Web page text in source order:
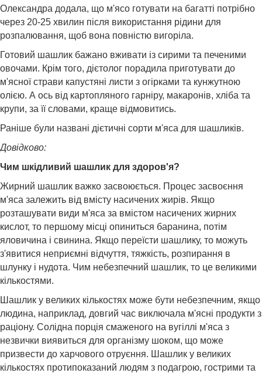
Олександра додала, що м'ясо готувати на багатті потрібно
через 20-25 хвилин після використання рідини для
розпалювання, щоб вона повністю вигоріла.
Готовий шашлик бажано вживати із сирими та печеними
овочами. Крім того, дієтолог порадила приготувати до
м'ясної страви капустяні листи з огірками та кунжутною
олією. А ось від картопляного гарніру, макаронів, хліба та
крупи, за її словами, краще відмовитись.
Раніше були названі дієтичні сорти м'яса для шашликів.
Довідково:
Чим шкідливий шашлик для здоров'я?
Жирний шашлик важко засвоюється. Процес засвоєння
м'яса залежить від вмісту насичених жирів. Якщо
розташувати види м'яса за вмістом насичених жирних
кислот, то першому місці опиниться баранина, потім
яловичина і свинина. Якщо переїсти шашлику, то можуть
з'явитися неприємні відчуття, тяжкість, розпирання в
шлунку і нудота. Чим небезпечний шашлик, то це великими
кількостями.
Шашлик у великих кількостях може бути небезпечним, якщо
людина, наприклад, довгий час виключала м'ясні продукти з
раціону. Солідна порція смаженого на вугіллі м'яса з
незвички виявиться для організму шоком, що може
призвести до харчового отруєння. Шашлик у великих
кількостях протипоказаний людям з подагрою, гострими та